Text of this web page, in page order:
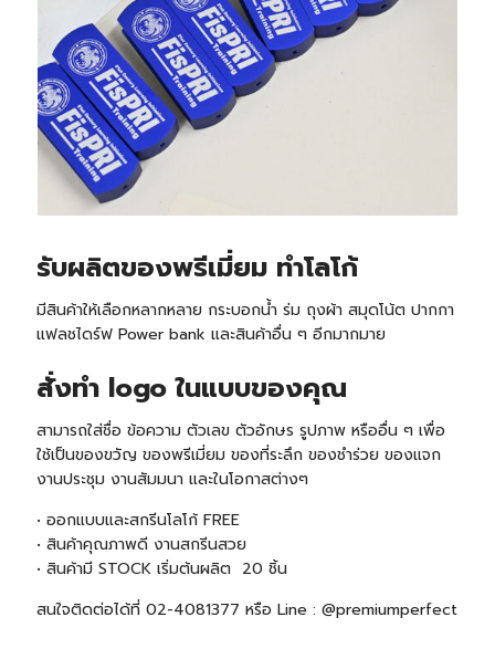
รับผลิตของพรีเมี่ยม ทำโลโก้
มีสินค้าให้เลือกหลากหลาย กระบอกน้ำ ร่ม ถุงผ้า สมุดโน้ต ปากกา
แฟลชไดร์ฟ Power bank และสินค้าอื่น ๆ อีกมากมาย
สั่งทำ logo ในแบบของคุณ
สามารถใส่ชื่อ ข้อความ ตัวเลข ตัวอักษร รูปภาพ หรืออื่น ๆ เพื่อ
ใช้เป็นของขวัญ ของพรีเมี่ยม ของที่ระลึก ของชำร่วย ของแจก
งานประชุม งานสัมมนา และในโอกาสต่างๆ
• ออกแบบและสกรีนโลโก้ FREE
• สินค้าคุณภาพดี งานสกรีนสวย
• สินค้ามีSTOCK เริ่มต้นผลิต 20 ชิ้น
สนใจติดต่อได้ที่ 02-4081377 หรือ Line : @premiumperfect